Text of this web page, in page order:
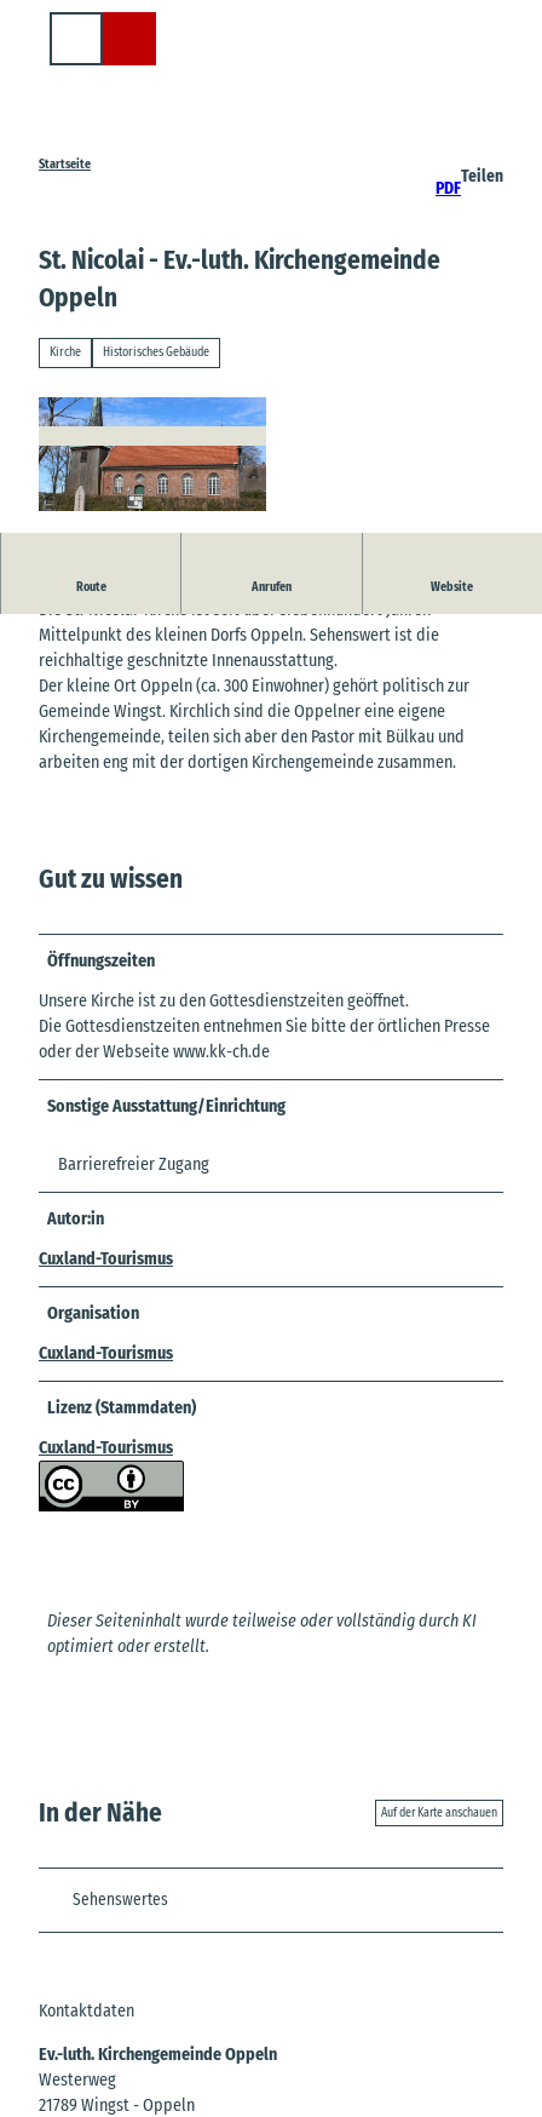
Startseite
PDF
Teilen
St. Nicolai - Ev.-luth. Kirchengemeinde
Oppeln
Kirche Historisches Gebäude
Route Anrufen Website
Herzlich Willkommen in der Kirchengemeinde Oppel
Die St.-Nicolai-Kirche ist seit über siebenhundert Jahren
Mittelpunkt des kleinen Dorfs Oppeln. Sehenswert ist die
reichhaltige geschnitzte Innenausstattung.
Der kleine Ort Oppeln (ca. 300 Einwohner) gehört politisch zur
Gemeinde Wingst. Kirchlich sind die Oppelner eine eigene
Kirchengemeinde, teilen sich aber den Pastor mit Bülkau und
arbeiten eng mit der dortigen Kirchengemeinde zusammen.
Gut zu wissen
Öffnungszeiten
Unsere Kirche ist zu den Gottesdienstzeiten geöffnet.
Die Gottesdienstzeiten entnehmen Sie bitte der örtlichen Presse
oder der Webseite www.kk-ch.de
Sonstige Ausstattung/Einrichtung
Barrierefreier Zugang
Autor:in
Cuxland-Tourismus
Organisation
Cuxland-Tourismus
Lizenz (Stammdaten)
Cuxland-Tourismus
Dieser Seiteninhalt wurde teilweise oder vollständig durch KI
optimiert oder erstellt.
In der Nähe Auf der Karte anschauen
Sehenswertes
Kontaktdaten
Ev.-luth. Kirchengemeinde Oppeln
Westerweg
21789Wingst- Oppeln